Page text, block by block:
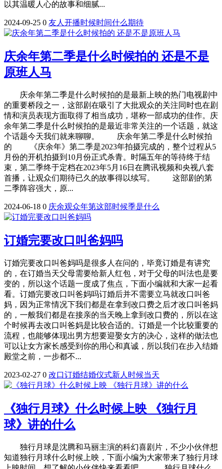
以其温暖人心的故事和细腻...
2024-09-25 0 友人 开播时候时间什么期待
庆余年第二季是什么时候拍的 还是不是
原班人马
庆余年第二季是什么时候拍的是最新上映的热门电视剧中
的重要桥段之一，这部剧在吸引了大批观众的关注同时也在剧
情和演员表现方面取得了相当成功，堪称一部成功的佳作。庆
余年第二季是什么时候拍的是最近非常关注的一个话题，就这
个话题今天我们就来聊聊。 庆余年第二季是什么时候拍
的 《庆余年》第二季是2023年拍摄完成的，整个过程从5
月份的开机拍摄到10月份正式杀青。时隔五年的等待终于结
束，第二季终于定档在2023年5月16日在腾讯视频和央视八套
首播，让观众们期待已久的故事得以续写。 这部剧的第
二季阵容强大，原...
2024-06-18 0 庆余观众年第这部时候季是什么
订婚完要改口叫爸妈吗
订婚完要改口叫爸妈吗是很多人在问的，毕竟订婚是有讲究
的，在订婚当天父母需要给新人红包，对于父母的叫法也是要
变的，所以这个话题一度成了焦点，下面小编就和大家一起看
看。订婚完要改口叫爸妈吗订婚后并不需要立马就改口叫爸
妈，因为正常情况下我们都是在拿到改口费之后才改口叫爸妈
的，一般我们都是在接亲的当天晚上拿到改口费的，所以在这
个时候再去改口叫爸妈是比较合适的。订婚是一个比较重要的
流程，也能够体现出男方想要迎娶女方的决心，这样的做法也
可以让女方家长感受到你的用心和真诚，所以我们在步入结婚
殿堂之前，一步都不...
2023-02-27 0 改口订婚结婚仪式新人 时候当天
《独行月球》什么时候上映 《独行月
球》讲的什么
独行月球是沈腾和马丽主演的科幻喜剧片，不少小伙伴想
知道独行月球什么时候上映，下面小编为大家带来了独行月球